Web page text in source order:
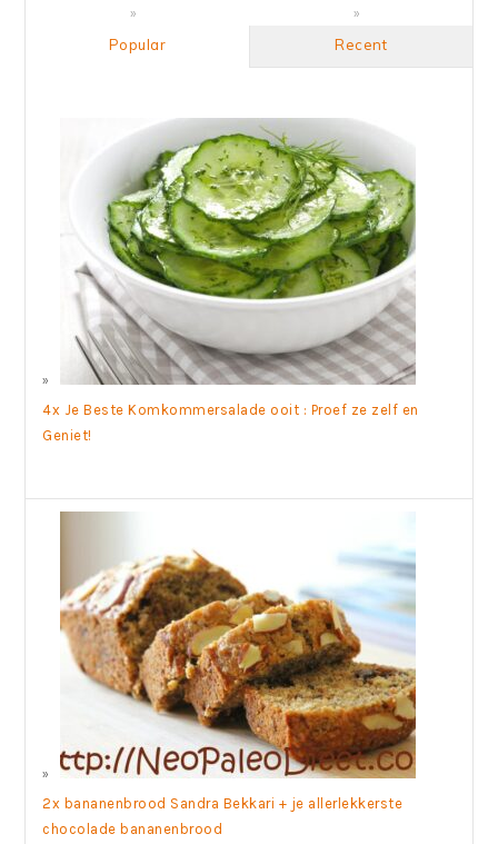
Popular Recent
4x Je Beste Komkommersalade ooit : Proef ze zelf en
Geniet!
2x bananenbrood Sandra Bekkari + je allerlekkerste
chocolade bananenbrood